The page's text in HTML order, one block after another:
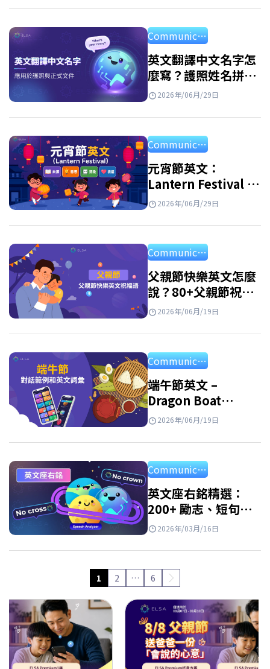
選擇。 最適合你的英文名字女 想找到最適合你
的英文名字女嗎？其實從美国女性名字或者英
国女性名字中尋找靈感是一個很好的方法。許
多名字不僅好聽、好記，也帶有優雅又自信的
Alice 高貴、優雅 愛麗絲 Amelia 勤奮、努力 艾
蜜莉亞…
Communication
英文翻譯中文名字怎
麼寫？護照姓名拼音
規則與常見名字對照
2026年/06月/29日
Communication
元宵節英文：
Lantern Festival 的
由來、英文介紹、單
2026年/06月/29日
Communication
父親節快樂英文怎麼
說？80+父親節祝福
語英文、佳句與短文
2026年/06月/19日
Communication
端午節英文 –
Dragon Boat
Festival：意義、習
2026年/06月/19日
Communication
英文座右銘精選：
200+ 勵志、短句與
名人 motto
2026年/03月/16日
1 2 … 6